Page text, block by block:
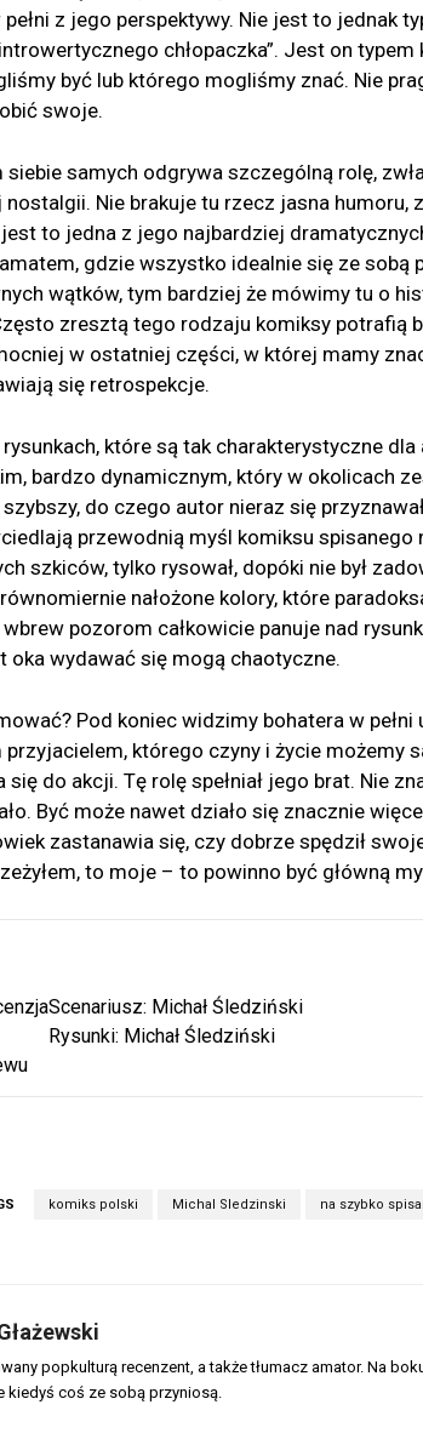
z jego perspektywy. Nie jest to jednak
chłopaczka”. Jest on
być lub którego mogliśmy znać. Nie
swoje.
samych odgrywa szczególną rolę,
Nie brakuje tu rzecz jasna humoru,
to jedna z jego najbardziej
gdzie wszystko idealnie się ze sobą
wątków, tym bardziej że mówimy tu o
zresztą tego rodzaju komiksy potrafią
w ostatniej części, w której mamy
się retrospekcje.
które są tak charakterystyczne
bardzo dynamicznym, który w okolicach
do czego autor nieraz się
przewodnią myśl komiksu spisanego
szkiców, tylko rysował, dopóki nie był
nałożone kolory, które
wbrew pozorom całkowicie panuje nad
oka wydawać się mogą chaotyczne.
Pod koniec widzimy bohatera w pełni
którego czyny i życie możemy
się do akcji. Tę rolę spełniał jego brat. Nie
Być może nawet działo się znacznie
zastanawia się, czy dobrze spędził
to moje – to powinno być główną
Scenariusz: Michał Śledziński
Rysunki: Michał Śledziński
komiks polski Michal Sledzinski na szybko
popkulturą recenzent, a także tłumacz amator. Na
kiedyś coś ze sobą przyniosą.